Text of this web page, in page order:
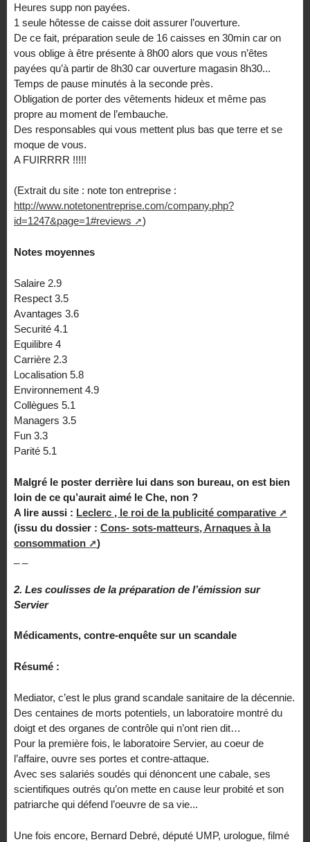
Heures supp non payées.
1 seule hôtesse de caisse doit assurer l’ouverture.
De ce fait, préparation seule de 16 caisses en 30min car on
vous oblige à être présente à 8h00 alors que vous n’êtes
payées qu’à partir de 8h30 car ouverture magasin 8h30...
Temps de pause minutés à la seconde près.
Obligation de porter des vêtements hideux et même pas
propre au moment de l’embauche.
Des responsables qui vous mettent plus bas que terre et se
moque de vous.
A FUIRRRR !!!!!
(Extrait du site : note ton entreprise :
http://www.notetonentreprise.com/company.php?
id=1247&page=1#reviews
)
Notes moyennes
Salaire 2.9
Respect 3.5
Avantages 3.6
Securité 4.1
Equilibre 4
Carrière 2.3
Localisation 5.8
Environnement 4.9
Collègues 5.1
Managers 3.5
Fun 3.3
Parité 5.1
Malgré le poster derrière lui dans son bureau, on est bien
loin de ce qu’aurait aimé le Che, non ?
A lire aussi : Leclerc , le roi de la publicité comparative
(issu du dossier : Cons- sots-matteurs, Arnaques à la
consommation
)
2. Les coulisses de la préparation de l’émission sur
Servier
Médicaments, contre-enquête sur un scandale
Résumé :
Mediator, c’est le plus grand scandale sanitaire de la décennie.
Des centaines de morts potentiels, un laboratoire montré du
doigt et des organes de contrôle qui n’ont rien dit…
Pour la première fois, le laboratoire Servier, au coeur de
l’affaire, ouvre ses portes et contre-attaque.
Avec ses salariés soudés qui dénoncent une cabale, ses
scientifiques outrés qu’on mette en cause leur probité et son
patriarche qui défend l’oeuvre de sa vie...
Une fois encore, Bernard Debré, député UMP, urologue, filmé